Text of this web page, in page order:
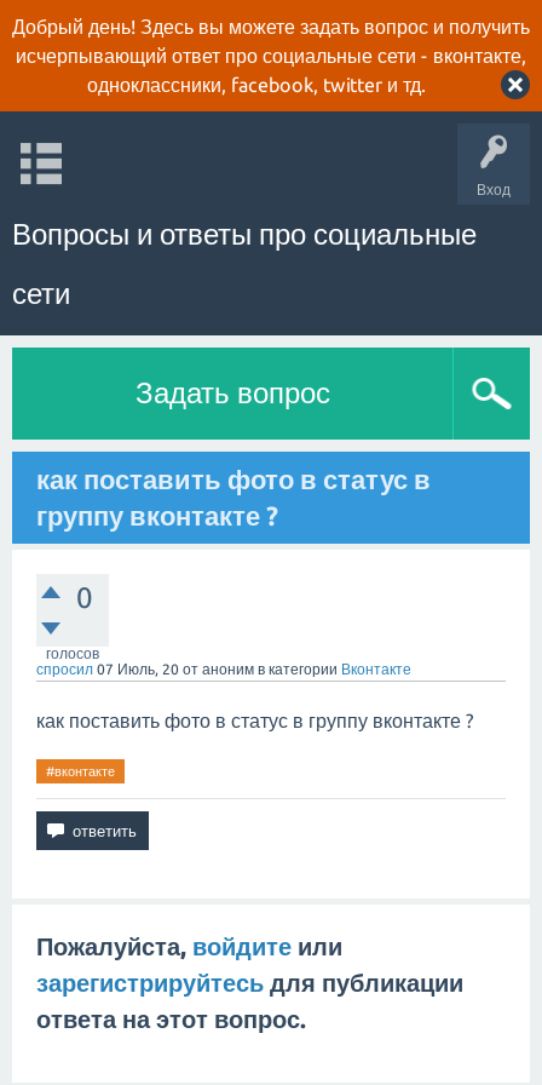
Добрый день! Здесь вы можете задать вопрос и получить
исчерпывающий ответ про социальные сети - вконтакте,
одноклассники, facebook, twitter и тд.
Вход
Вопросы и ответы про социальные
сети
Задать вопрос
как поставить фото в статус в
группу вконтакте ?
0
голосов
спросил 07 Июль, 20 от аноним в категории Вконтакте
как поставить фото в статус в группу вконтакте ?
#вконтакте
Пожалуйста, войдите или
зарегистрируйтесь для публикации
ответа на этот вопрос.